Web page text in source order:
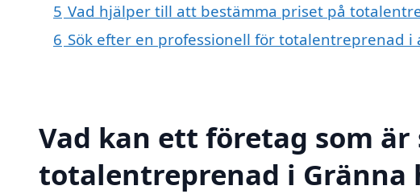
5 Vad hjälper till att bestämma priset på
6 Sök efter en professionell för totalentreprenad i
Vad kan ett företag som
totalentreprenad i Gränna